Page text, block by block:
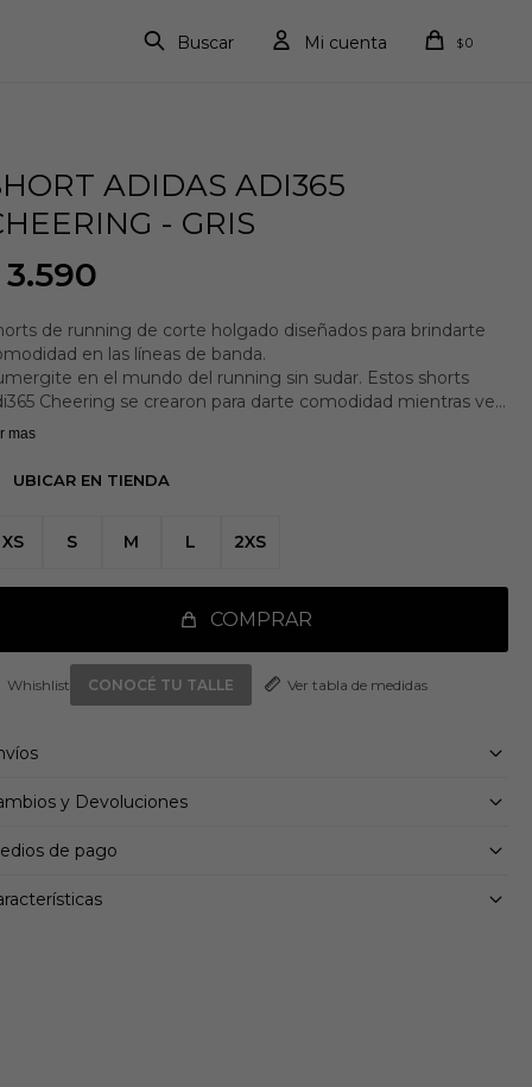
$0
ADIDAS ADI365
- GRIS
3.590
de running de corte holgado diseñados para brindarte
en las líneas de banda.
en el mundo del running sin sudar. Estos shorts
Cheering se crearon para darte comodidad mientras ves
demás esforzarse al máximo.
y un tacto suave que te permitirá centrarte en la
holgado
laterales
reflectantes
mas
UBICAR EN TIENDA
XS S M L 2XS
COMPRAR
CONOCÉ TU TALLE Ver tabla de medidas
y Devoluciones
de pago